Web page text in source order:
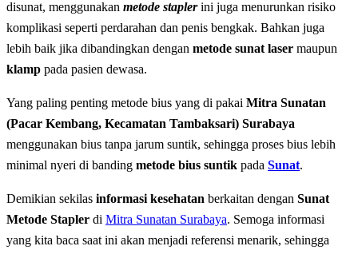
disunat, menggunakan metode staplerini juga menurunkan risiko
komplikasi seperti perdarahan dan penis bengkak. Bahkan juga
lebih baik jika dibandingkan dengan metode sunat laser maupun
klamp pada pasien dewasa.
Yang paling penting metode bius yang di pakai Mitra Sunatan
(Pacar Kembang, Kecamatan Tambaksari) Surabaya
menggunakan bius tanpa jarum suntik, sehingga proses bius lebih
minimal nyeri di banding metode bius suntik pada Sunat.
Demikian sekilas informasi kesehatan berkaitan dengan Sunat
Metode Stapler di Mitra Sunatan Surabaya. Semoga informasi
yang kita baca saat ini akan menjadi referensi menarik, sehingga